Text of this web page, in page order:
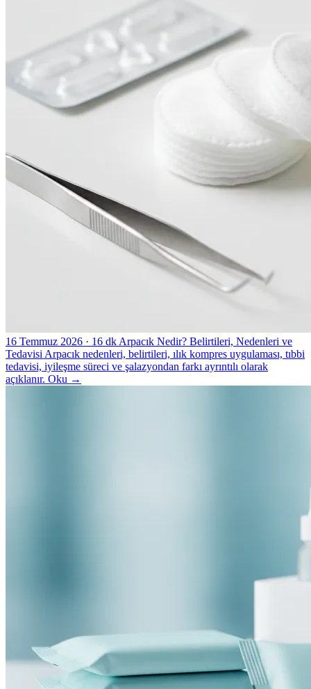
16 Temmuz 2026 · 16 dk Arpacık Nedir? Belirtileri, Nedenleri ve
Tedavisi Arpacık nedenleri, belirtileri, ılık kompres uygulaması, tıbbi
tedavisi, iyileşme süreci ve şalazyondan farkı ayrıntılı olarak
açıklanır. Oku →